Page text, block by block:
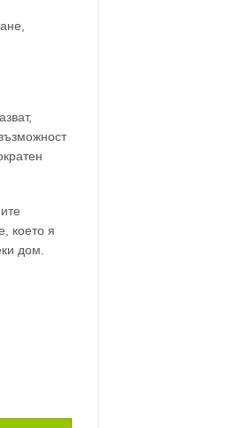
което я
дом.
200 BRIL WHITE / 2,5